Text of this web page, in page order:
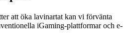
att öka lavinartat kan vi förvänta
iGaming-plattformar och e-